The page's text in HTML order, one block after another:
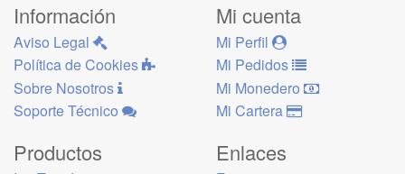
Información
Aviso Legal
Política de Cookies
Sobre Nosotros
Soporte Técnico
Mi cuenta
Mi Perfil
Mi Pedidos
Mi Monedero
Mi Cartera
Productos Enlaces